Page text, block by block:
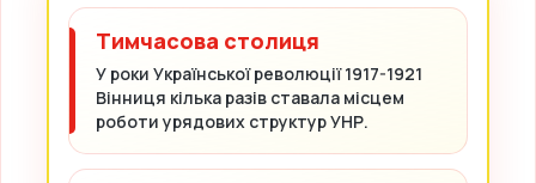
Тимчасова столиця
У роки Української революції 1917-1921
Вінниця кілька разів ставала місцем
роботи урядових структур УНР.